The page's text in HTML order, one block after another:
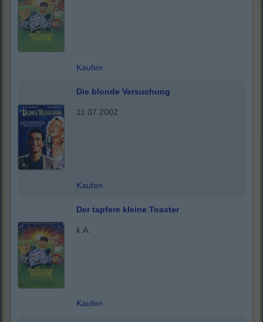
Kaufen
Die blonde Versuchung
11.07.2002
Kaufen
Der tapfere kleine Toaster
k.A.
Kaufen